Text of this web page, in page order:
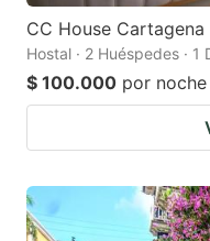
CC House Cartagena
Hostal · 2 Huéspedes · 1
$ 100.000 por noche